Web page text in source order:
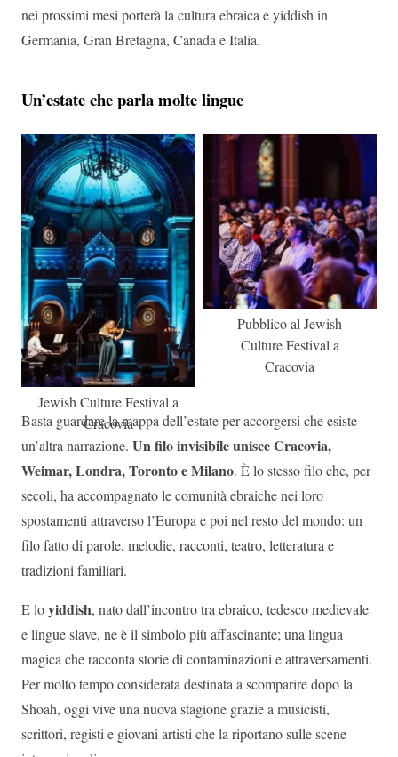
nei prossimi mesi porterà la cultura ebraica e yiddish in
Germania, Gran Bretagna, Canada e Italia.
Un’estate che parla molte lingue
Jewish Culture Festival a
Cracovia
Pubblico al Jewish
Culture Festival a
Cracovia
Basta guardare la mappa dell’estate per accorgersi che esiste
un’altra narrazione. Un filo invisibile unisce Cracovia,
Weimar, Londra, Toronto e Milano. È lo stesso filo che, per
secoli, ha accompagnato le comunità ebraiche nei loro
spostamenti attraverso l’Europa e poi nel resto del mondo: un
filo fatto di parole, melodie, racconti, teatro, letteratura e
tradizioni familiari.
E loyiddish, nato dall’incontro tra ebraico, tedesco medievale
e lingue slave, ne è il simbolo più affascinante; una lingua
magica che racconta storie di contaminazioni e attraversamenti.
Per molto tempo considerata destinata a scomparire dopo la
Shoah, oggi vive una nuova stagione grazie a musicisti,
scrittori, registi e giovani artisti che la riportano sulle scene